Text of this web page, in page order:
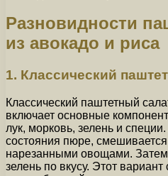
Разновидности
из авокадо и риса
1. Классический
Классический паштетный
включает основные
лук, морковь, зелень и
состояния пюре,
нарезанными овощами.
зелень по вкусу. Этот